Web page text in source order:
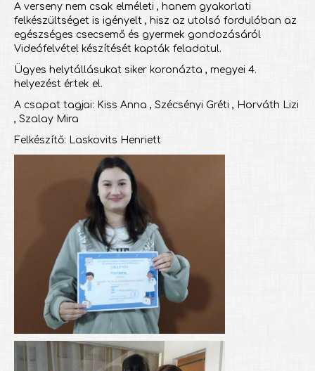
A verseny nem csak elméleti , hanem gyakorlati
felkészültséget is igényelt , hisz az utolsó fordulóban az
egészséges csecsemő és gyermek gondozásáról
Videófelvétel készítését kapták feladatul.
Ügyes helytállásukat siker koronázta , megyei 4.
helyezést értek el.
A csapat tagjai: Kiss Anna , Szécsényi Gréti , Horváth Lizi
, Szalay Mira
Felkészítő: Laskovits Henriett